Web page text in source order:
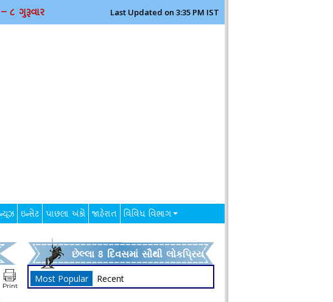
૮ ગુરૂવાર Last Updated on 3:35 PM IST
ઇન્સેટ પાછલા અંકો જાહેરાત વિવિધ વિભાગ
Print
છેલ્લા 8 દિવસમાં સૌથી લોકપ્રિય
Most Popular Recent